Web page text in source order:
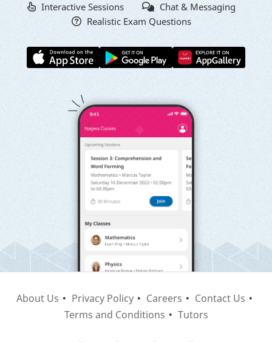
Interactive Sessions
Chat & Messaging
Realistic Exam Questions
About Us Privacy Policy Careers
Contact Us
Terms and Conditions
Tutors